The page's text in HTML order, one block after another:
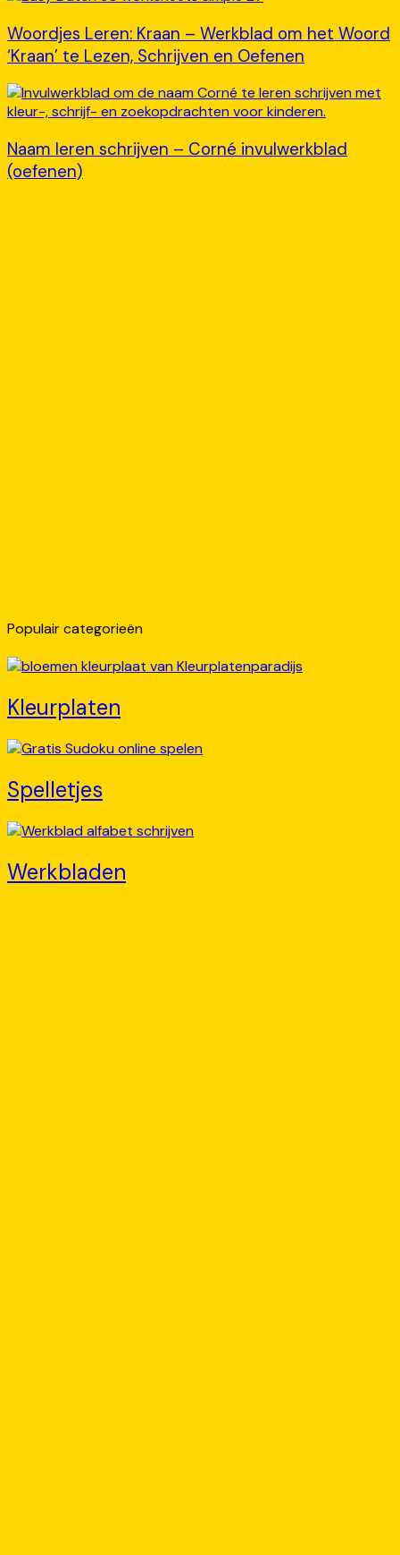
Woordjes Leren: Kraan – Werkblad om het Woord
‘Kraan’ te Lezen, Schrijven en Oefenen
Naam leren schrijven – Corné invulwerkblad
(oefenen)
Populair categorieën
Kleurplaten
Spelletjes
Werkbladen